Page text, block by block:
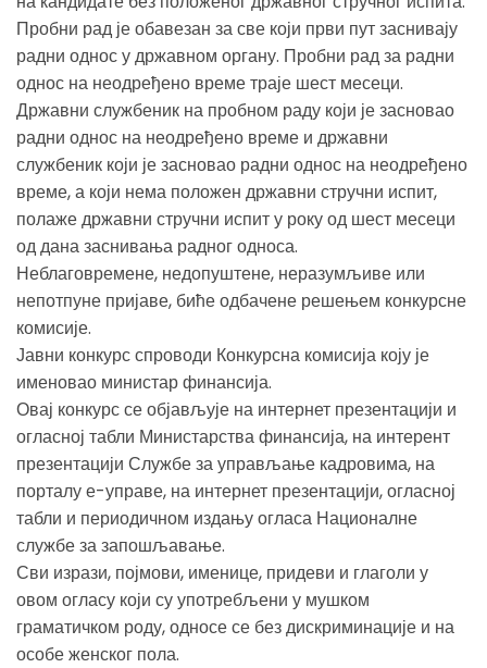
Пробни рад је обавезан за све који први пут заснивају
радни однос у државном органу. Пробни рад за радни
однос на неодређено време траје шест месеци.
Државни службеник на пробном раду који је засновао
радни однос на неодређено време и државни
службеник који је засновао радни однос на неодређено
време, а који нема положен државни стручни испит,
полаже државни стручни испит у року од шест месеци
од дана заснивања радног односа.
Неблаговремене, недопуштене, неразумљиве или
непотпуне пријаве, биће одбачене решењем конкурсне
комисије.
Јавни конкурс спроводи Конкурсна комисија коју је
именовао министар финансија.
Овај конкурс се објављује на интернет презентацији и
огласној табли Министарства финансија, на интерент
презентацији Службе за управљање кадровима, на
порталу е-управе, на интернет презентацији, огласној
табли и периодичном издању огласа Националне
службе за запошљавање.
Сви изрази, појмови, именице, придеви и глаголи у
овом огласу који су употребљени у мушком
граматичком роду, односе се без дискриминације и на
особе женског пола.